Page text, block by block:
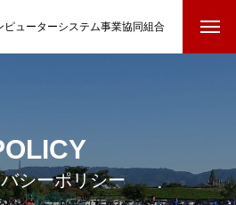
ピューターシステム事業協同組合
シーポリシー